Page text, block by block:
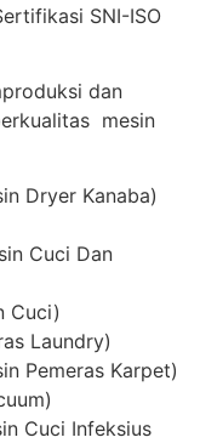
SNI-ISO
dan
mesin
Dryer Kanaba)
Cuci Dan
Cuci)
Laundry)
Pemeras Karpet)
Cuci Infeksius